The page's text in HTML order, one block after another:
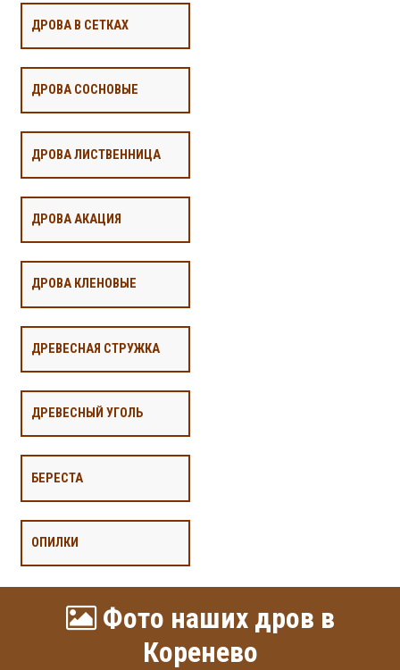
ДРОВА В СЕТКАХ
ДРОВА СОСНОВЫЕ
ДРОВА ЛИСТВЕННИЦА
ДРОВА АКАЦИЯ
ДРОВА КЛЕНОВЫЕ
ДРЕВЕСНАЯ СТРУЖКА
ДРЕВЕСНЫЙ УГОЛЬ
БЕРЕСТА
ОПИЛКИ
Фото наших дров в
Коренево